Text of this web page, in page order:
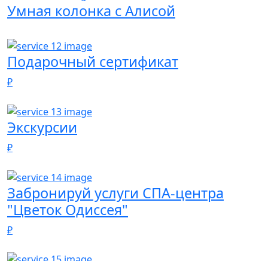
Умная колонка с Алисой
Подарочный сертификат
₽
Экскурсии
₽
Забронируй услуги СПА-центра
"Цветок Одиссея"
₽